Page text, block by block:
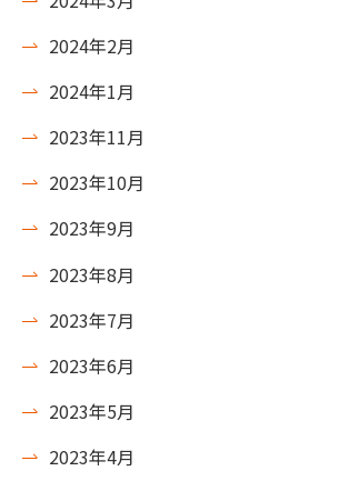
2024年2月
2024年1月
2023年11月
2023年10月
2023年9月
2023年8月
2023年7月
2023年6月
2023年5月
2023年4月